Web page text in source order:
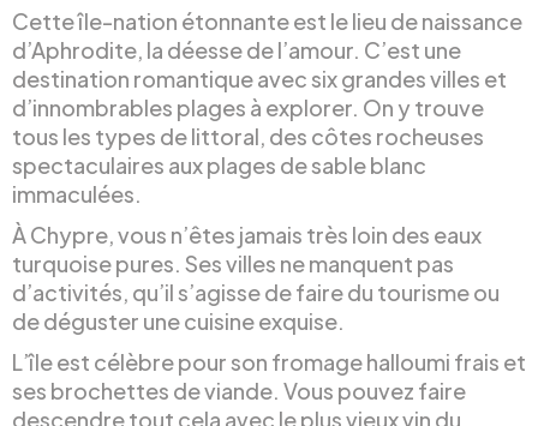
Cette île-nation étonnante est le lieu de naissance
d’Aphrodite, la déesse de l’amour. C’est une
destination romantique avec six grandes villes et
d’innombrables plages à explorer. On y trouve
tous les types de littoral, des côtes rocheuses
spectaculaires aux plages de sable blanc
immaculées.
À Chypre, vous n’êtes jamais très loin des eaux
turquoise pures. Ses villes ne manquent pas
d’activités, qu’il s’agisse de faire du tourisme ou
de déguster une cuisine exquise.
L’île est célèbre pour son fromage halloumi frais et
ses brochettes de viande. Vous pouvez faire
descendre tout cela avec le plus vieux vin du